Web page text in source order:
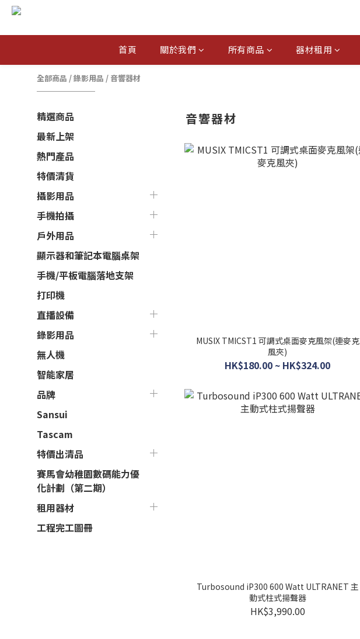
首頁 關於我們 所有商品 器材租用
全部商品 /錄影用品 / 音響器材
精選商品
最新上架
熱門產品
特價清貨
攝影用品
手機拍攝
戶外用品
顯示器和筆記本電腦桌架
手機/平板電腦落地支架
打印機
直播設備
錄影用品
無人機
智能家居
品牌
Sansui
Tascam
特價出清品
賽馬會幼稚園數碼能力優
化計劃（第二期）
租用器材
工程完工圖冊
音響器材
MUSIX TMICST1 可調式桌面麥克風架(連麥克
風夾)
HK$180.00 ~ HK$324.00
Turbosound iP300 600 Watt ULTRANET 主
動式柱式揚聲器
HK$3,990.00